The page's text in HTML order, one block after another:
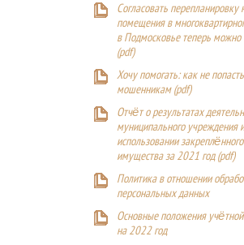
Согласовать перепланировку
помещения в
в Подмосковье теперь можно
(pdf)
Хочу помогать: как не
мошенникам (pdf)
Отчёт о результатах
муниципального учреждения
использовании
имущества за 2021 год (pdf)
Политика в отношении
персональных данных
Основные положения
на 2022 год